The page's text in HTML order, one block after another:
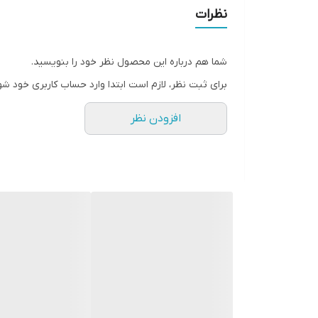
نظرات
شما هم درباره این محصول نظر خود را بنویسید.
برای ثبت نظر، لازم است ابتدا وارد حساب کاربری خود
افزودن نظر